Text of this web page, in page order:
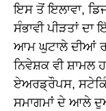
ਇਸ ਤੋਂ ਇਲਾਵਾ,
ਸੰਭਾਵੀ ਪੀੜਤਾਂ
ਆਮ ਘੁਟਾਲੇ ਦੀਆਂ
ਨਿਵੇਸ਼ਕ ਵੀ ਸ਼ਾਮਲ
ਏਅਰਡ੍ਰੌਪਸ,
ਸਮਾਗਮਾਂ ਦੇ ਆਲੇ